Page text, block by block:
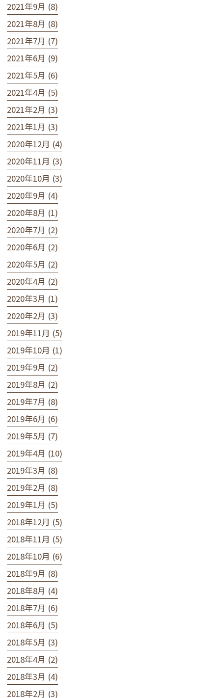
2021年9月 (8)
2021年8月 (8)
2021年7月 (7)
2021年6月 (9)
2021年5月 (6)
2021年4月 (5)
2021年2月 (3)
2021年1月 (3)
2020年12月 (4)
2020年11月 (3)
2020年10月 (3)
2020年9月 (4)
2020年8月 (1)
2020年7月 (2)
2020年6月 (2)
2020年5月 (2)
2020年4月 (2)
2020年3月 (1)
2020年2月 (3)
2019年11月 (5)
2019年10月 (1)
2019年9月 (2)
2019年8月 (2)
2019年7月 (8)
2019年6月 (6)
2019年5月 (7)
2019年4月 (10)
2019年3月 (8)
2019年2月 (8)
2019年1月 (5)
2018年12月 (5)
2018年11月 (5)
2018年10月 (6)
2018年9月 (8)
2018年8月 (4)
2018年7月 (6)
2018年6月 (5)
2018年5月 (3)
2018年4月 (2)
2018年3月 (4)
2018年2月 (3)